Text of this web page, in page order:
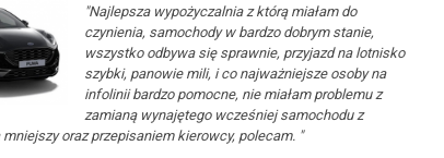
"Najlepsza wypożyczalnia z którą miałam do
czynienia, samochody w bardzo dobrym stanie,
wszystko odbywa się sprawnie, przyjazd na lotnisko
szybki, panowie mili, i co najważniejsze osoby na
infolinii bardzo pomocne, nie miałam problemu z
zamianą wynajętego wcześniej samochodu z
oraz przepisaniem kierowcy, polecam. "